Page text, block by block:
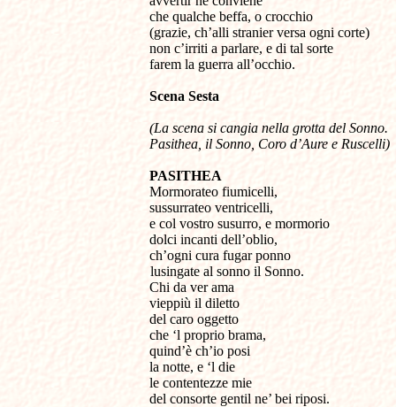
che qualche beffa, o crocchio
(grazie, ch’alli stranier versa ogni corte)
non c’irriti a parlare, e di tal sorte
farem la guerra all’occhio.
Scena Sesta
(La scena si cangia nella grotta del Sonno.
Pasithea, il Sonno, Coro d’Aure e Ruscelli)
PASITHEA
Mormorateo fiumicelli,
sussurrateo ventricelli,
e col vostro susurro, e mormorio
dolci incanti dell’oblio,
ch’ogni cura fugar ponno
lusingate al sonno il Sonno.
Chi da ver ama
vieppiù il diletto
del caro oggetto
che ‘l proprio brama,
quind’è ch’io posi
la notte, e ‘l die
le contentezze mie
del consorte gentil ne’ bei riposi.